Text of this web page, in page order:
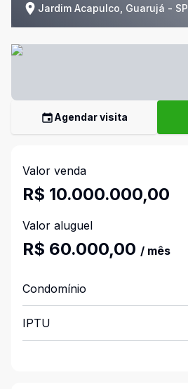
Jardim Acapulco, Guarujá - SP
Agendar visita
Valor venda
R$ 10.000.000,00
Valor aluguel
R$ 60.000,00 / mês
Condomínio
IPTU